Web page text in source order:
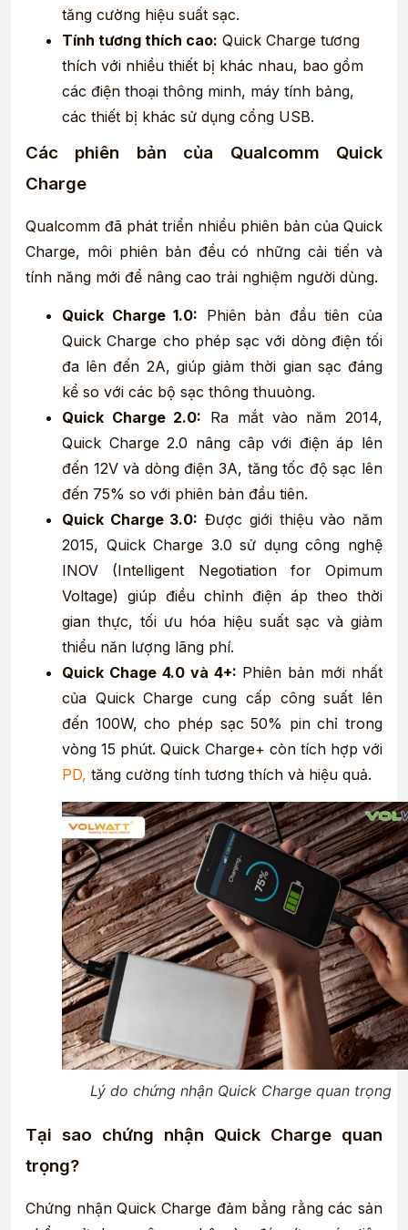
tăng cường hiệu suất sạc.
Tính tương thích cao: Quick Charge tương
thích với nhiều thiết bị khác nhau, bao gồm
các điện thoại thông minh, máy tính bảng,
các thiết bị khác sử dụng cổng USB.
Các phiên bản của Qualcomm Quick
Charge
Qualcomm đã phát triển nhiều phiên bản của Quick
Charge, môi phiên bản đều có những cải tiến và
tính năng mới để nâng cao trải nghiệm người dùng.
Quick Charge 1.0: Phiên bản đầu tiên của
Quick Charge cho phép sạc với dòng điện tối
đa lên đến 2A, giúp giảm thời gian sạc đáng
kể so với các bộ sạc thông thuuòng.
Quick Charge 2.0: Ra mắt vào năm 2014,
Quick Charge 2.0 nâng câp với điện áp lên
đến 12V và dòng điện 3A, tăng tốc độ sạc lên
đến 75% so với phiên bản đầu tiên.
Quick Charge 3.0: Được giới thiệu vào năm
2015, Quick Charge 3.0 sử dụng công nghệ
INOV (Intelligent Negotiation for Opimum
Voltage) giúp điều chỉnh điện áp theo thời
gian thực, tối ưu hóa hiệu suất sạc và giảm
thiểu năn lượng lãng phí.
Quick Chage 4.0 và 4+: Phiên bản mới nhất
của Quick Charge cung cấp công suất lên
đến 100W, cho phép sạc 50% pin chỉ trong
vòng 15 phút. Quick Charge+ còn tích hợp với
PD, tăng cường tính tương thích và hiệu quả.
Lý do chứng nhận Quick Charge quan trọng
Tại sao chứng nhận Quick Charge quan
trọng?
Chứng nhận Quick Charge đảm bẳng rằng các sản